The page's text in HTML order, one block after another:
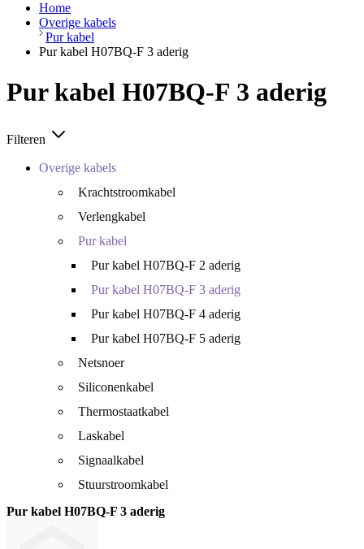
Home
Overige kabels
Pur kabel
Pur kabel H07BQ-F 3 aderig
Pur kabel H07BQ-F 3 aderig
Filteren
Overige kabels
Krachtstroomkabel
Verlengkabel
Pur kabel
Pur kabel H07BQ-F 2 aderig
Pur kabel H07BQ-F 3 aderig
Pur kabel H07BQ-F 4 aderig
Pur kabel H07BQ-F 5 aderig
Netsnoer
Siliconenkabel
Thermostaatkabel
Laskabel
Signaalkabel
Stuurstroomkabel
Pur kabel H07BQ-F 3 aderig